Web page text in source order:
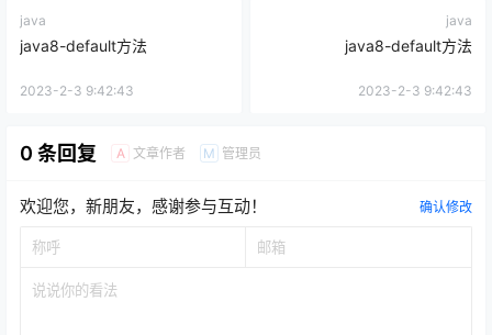
java
java8-default方法
2023-2-3 9:42:43
java
java8-default方法
2023-2-3 9:42:43
0 条回复 A 文章作者 M 管理员
欢迎您，新朋友，感谢参与互动！ 确认修改